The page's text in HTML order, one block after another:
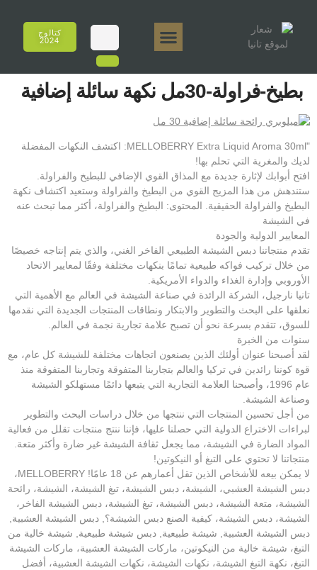
كتالوج
2024
بطيخ-فراولة-30مل نكهة سائلة إضافية
"MELLOBERRY Extra Liquid Aroma 30ml: اكتشف النكهات المفضلة
لديك والمغرية التي تحلم بها!
افتح أبوابك لإثارة جديدة مع المذاق القوي الإضافي للبطيخ والفراولة.
ستندهش من هذا المزيج القوي من البطيخ والفراولة وستعيد اكتشاف نكهة
البطيخ والفراولة الحقيقية. المحتوى: البطيخ والفراولة، أكثر مما تبحث عنه
في الشيشة
المعايير الدولية والجودة
تقدم منتجاتنا دبس الشيشة الطبيعي الفاخر الغني، والذي يتم إنتاجه خصيصًا
من خلال تركيب فواكه طبيعية تمامًا بنكهات مختلفة وفقًا لمعايير الاتحاد
الأوروبي وإدارة الغذاء والدواء الأمريكية.
تانيا نارجيل، الشركة الرائدة في صناعة الشيشة في العالم مع الأهمية التي
نعلقها على البحث والتطوير والابتكار ونطاقات المنتجات الجديدة التي نقدمها
للسوق، تتقدم بسرعة نحو أن تصبح علامة تجارية نجمة في العالم.
سنوات من الخبرة
لقد أصبحنا عنوان أولئك الذين يصنعون اتجاهات مختلفة للشيشة كل عام، مع
قوة كوننا رائدين في تركيا والعالم بتجاربنا المتفوقة وتجاربنا المتفوقة منذ
عام 1996، وأصبحنا العلامة التجارية التي يتبعها دائمًا مستهلكو الشيشة
وصناعة الشيشة.
من أجل تحسين المنتجات التي ننتجها من خلال دراسات البحث والتطوير
لبراءات الاختراع الدولية التي حصلنا عليها، فإننا ننتج منتجات تقلل من فعالية
المواد الضارة في الشيشة، مما يجعل ثقافة الشيشة غير ضارة وأكثر متعة.
منتجاتنا لا تحتوي على التبغ أو النيكوتين!
لا يمكن بيعه للأشخاص الذين تقل أعمارهم عن 18 عامًا! MELLOBERRY،
دبس الشيشة العشبي، الشيشة، دبس الشيشة، تبغ الشيشة، الشيشة، رائحة
الشيشة، متعة الشيشة، دبس الشيشة، تبغ الشيشة، دبس الشيشة الفاخر،
الشيشة، دبس الشيشة، كيفية الصنع دبس الشيشة؟, دبس الشيشة العشبية,
دبس الشيشة العشبية, شيشة طبيعية, دبس شيشة طبيعية, شيشة خالية من
التبغ، شيشة خالية من النيكوتين، ماركات الشيشة العشبية، ماركات الشيشة
التبغ، نكهة التبغ الشيشة، نكهات الشيشة، نكهات الشيشة العشبية، أفضل